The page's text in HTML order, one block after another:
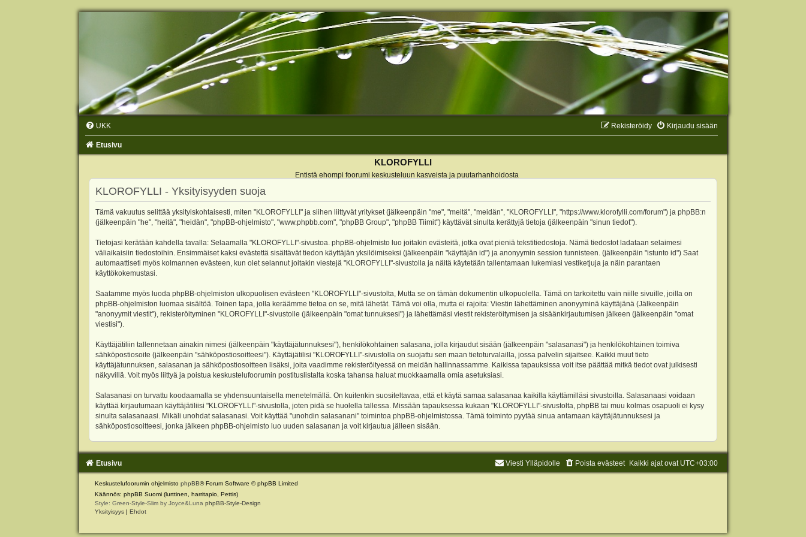
UKK Kirjaudu sisään
Rekisteröidy
Etusivu
KLOROFYLLI
Entistä ehompi foorumi keskusteluun kasveista ja puutarhanhoidosta
KLOROFYLLI - Yksityisyyden suoja
Tämä vakuutus selittää yksityiskohtaisesti, miten "KLOROFYLLI" ja siihen liittyvät yritykset (jälkeenpäin "me", "meitä", "meidän", "KLOROFYLLI", "https://www.klorofylli.com/forum") ja phpBB:n
(jälkeenpäin "he", "heitä", "heidän", "phpBB-ohjelmisto", "www.phpbb.com", "phpBB Group", "phpBB Tiimit") käyttävät sinulta kerättyjä tietoja (jälkeenpäin "sinun tiedot").
Tietojasi kerätään kahdella tavalla: Selaamalla "KLOROFYLLI"-sivustoa. phpBB-ohjelmisto luo joitakin evästeitä, jotka ovat pieniä tekstitiedostoja. Nämä tiedostot ladataan selaimesi
väliaikaisiin tiedostoihin. Ensimmäiset kaksi evästettä sisältävät tiedon käyttäjän yksilöimiseksi (jälkeenpäin "käyttäjän id") ja anonyymin session tunnisteen. (jälkeenpäin "istunto id") Saat
automaattiseti myös kolmannen evästeen, kun olet selannut joitakin viestejä "KLOROFYLLI"-sivustolla ja näitä käytetään tallentamaan lukemiasi vestiketjuja ja näin parantaen
käyttökokemustasi.
Saatamme myös luoda phpBB-ohjelmiston ulkopuolisen evästeen "KLOROFYLLI"-sivustolta, Mutta se on tämän dokumentin ulkopuolella. Tämä on tarkoitettu vain niille sivuille, joilla on
phpBB-ohjelmiston luomaa sisältöä. Toinen tapa, jolla keräämme tietoa on se, mitä lähetät. Tämä voi olla, mutta ei rajoita: Viestin lähettäminen anonyyminä käyttäjänä (Jälkeenpäin
"anonyymit viestit"), rekisteröityminen "KLOROFYLLI"-sivustolle (jälkeenpäin "omat tunnuksesi") ja lähettämäsi viestit rekisteröitymisen ja sisäänkirjautumisen jälkeen (jälkeenpäin "omat
viestisi").
Käyttäjätiliin tallennetaan ainakin nimesi (jälkeenpäin "käyttäjätunnuksesi"), henkilökohtainen salasana, jolla kirjaudut sisään (jälkeenpäin "salasanasi") ja henkilökohtainen toimiva
sähköpostiosoite (jälkeenpäin "sähköpostiosoitteesi"). Käyttäjätilisi "KLOROFYLLI"-sivustolla on suojattu sen maan tietoturvalailla, jossa palvelin sijaitsee. Kaikki muut tieto
käyttäjätunnuksen, salasanan ja sähköpostiosoitteen lisäksi, joita vaadimme rekisteröityessä on meidän hallinnassamme. Kaikissa tapauksissa voit itse päättää mitkä tiedot ovat julkisesti
näkyvillä. Voit myös liittyä ja poistua keskustelufoorumin postituslistalta koska tahansa haluat muokkaamalla omia asetuksiasi.
Salasanasi on turvattu koodaamalla se yhdensuuntaisella menetelmällä. On kuitenkin suositeltavaa, että et käytä samaa salasanaa kaikilla käyttämilläsi sivustoilla. Salasanaasi voidaan
käyttää kirjautumaan käyttäjätiliisi "KLOROFYLLI"-sivustolla, joten pidä se huolella tallessa. Missään tapauksessa kukaan "KLOROFYLLI"-sivustolta, phpBB tai muu kolmas osapuoli ei kysy
sinulta salasanaasi. Mikäli unohdat salasanasi. Voit käyttää "unohdin salasanani" toimintoa phpBB-ohjelmistossa. Tämä toiminto pyytää sinua antamaan käyttäjätunnuksesi ja
sähköpostiosoitteesi, jonka jälkeen phpBB-ohjelmisto luo uuden salasanan ja voit kirjautua jälleen sisään.
Etusivu Kaikki ajat ovat UTC+03:00
Poista evästeet
Viesti Ylläpidolle
Keskustelufoorumin ohjelmisto phpBB® Forum Software © phpBB Limited
Käännös: phpBB Suomi (lurttinen, harritapio, Pettis)
Style: Green-Style-Slim by Joyce&Luna phpBB-Style-Design
Yksityisyys | Ehdot